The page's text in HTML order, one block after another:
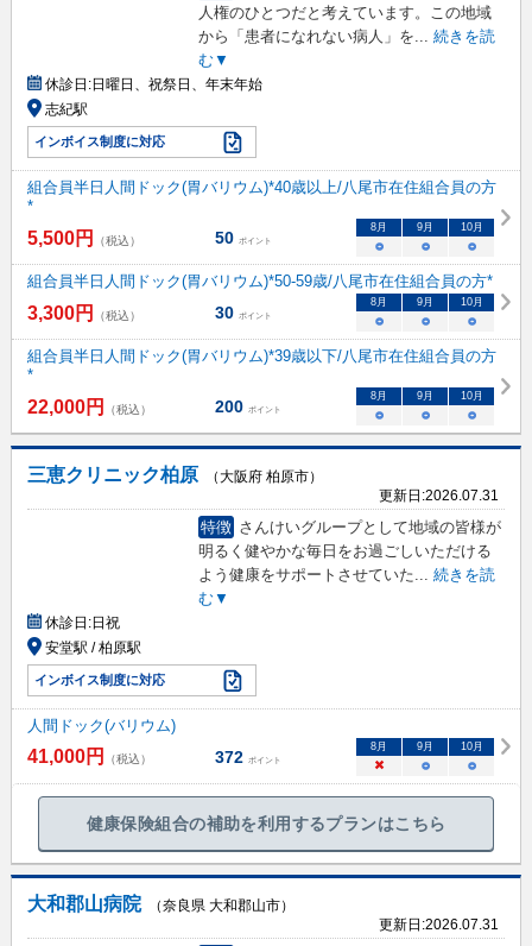
人権のひとつだと考えています。この地域
から「患者になれない病人」を... 続きを読
む▼
休診日:日曜日、祝祭日、年末年始
志紀駅
インボイス制度に対応
組合員半日人間ドック(胃バリウム)*40歳以上/八尾市在住組合員の方
*
5,500円 （税込） 50 ポイント
8月 9月 10月
○ ○ ○
組合員半日人間ドック(胃バリウム)*50-59歳/八尾市在住組合員の方*
3,300円 （税込） 30 ポイント
8月 9月 10月
○ ○ ○
組合員半日人間ドック(胃バリウム)*39歳以下/八尾市在住組合員の方
*
22,000円 （税込） 200 ポイント
8月 9月 10月
○ ○ ○
三恵クリニック柏原
（大阪府 柏原市）
更新日:2026.07.31
特徴 さんけいグループとして地域の皆様が
明るく健やかな毎日をお過ごしいただける
よう健康をサポートさせていた
続きを読
む▼
休診日:日祝
安堂駅 / 柏原駅
インボイス制度に対応
人間ドック(バリウム)
41,000円 （税込） 372 ポイント
8 月 9 月 10月
× ○ ○
健康保険組合の補助を利用するプランはこちら
大和郡山病院
（奈良県 大和郡山市）
更新日:2026.07.31